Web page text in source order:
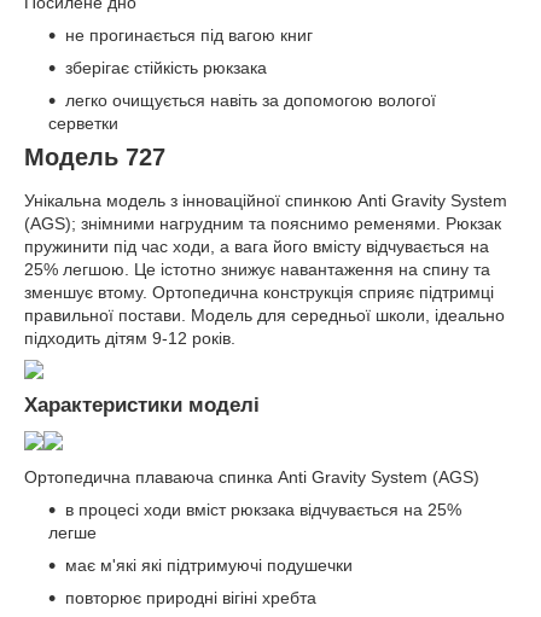
не прогинається під вагою книг
зберігає стійкість рюкзака
легко очищується навіть за допомогою вологої
серветки
Модель 727
Унікальна модель з інноваційної спинкою Anti Gravity System
(AGS); знімними нагрудним та пояснимо ременями. Рюкзак
пружинити під час ходи, а вага його вмісту відчувається на
25% легшою. Це істотно знижує навантаження на спину та
зменшує втому. Ортопедична конструкція сприяє підтримці
правильної постави. Модель для середньої школи, ідеально
підходить дітям 9-12 років.
Характеристики моделі
Ортопедична плаваюча спинка Anti Gravity System (AGS)
в процесі ходи вміст рюкзака відчувається на 25%
легше
має м'які які підтримуючі подушечки
повторює природні вігіні хребта